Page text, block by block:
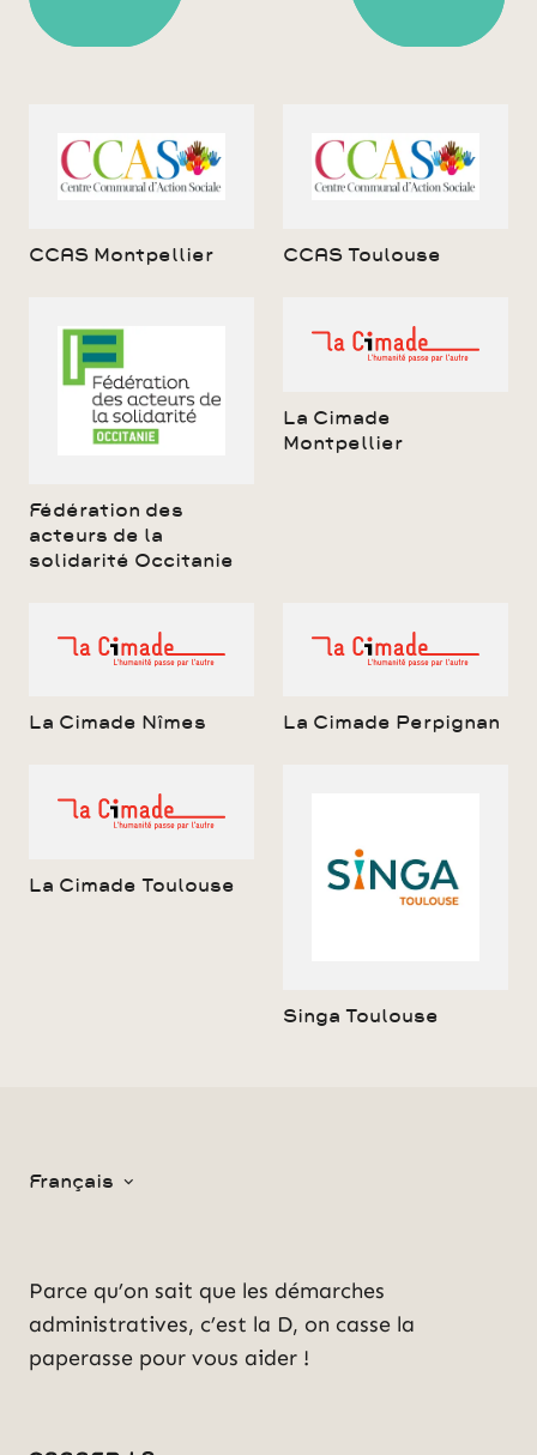
CCAS Montpellier CCAS Toulouse
Fédération des
acteurs de la
solidarité Occitanie
La Cimade
Montpellier
La Cimade Nîmes La Cimade Perpignan
La Cimade Toulouse
Singa Toulouse
Français
Parce qu’on sait que les démarches
administratives, c’est la D, on casse la
paperasse pour vous aider !